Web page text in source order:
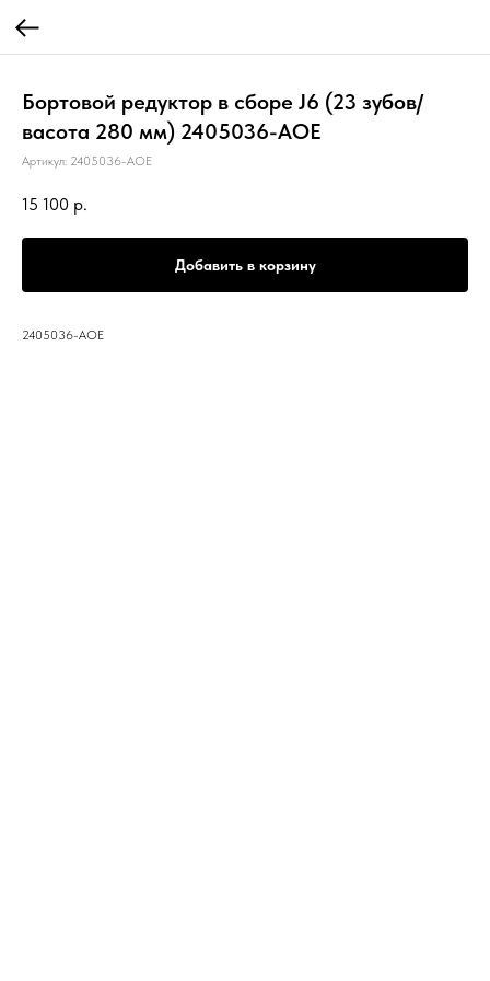
Бортовой редуктор в сборе J6 (23 зубов/
васота 280 мм) 2405036-AOE
Артикул: 2405036-AOE
15 100 р.
Добавить в корзину
2405036-AOE